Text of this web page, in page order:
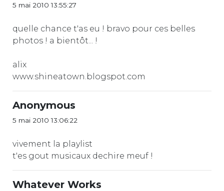
5 mai 2010 13:55:27
quelle chance t'as eu ! bravo pour ces belles
photos ! a bientôt... !
alix
www.shineatown.blogspot.com
Anonymous
5 mai 2010 13:06:22
vivement la playlist
t'es gout musicaux dechire meuf !
Whatever Works